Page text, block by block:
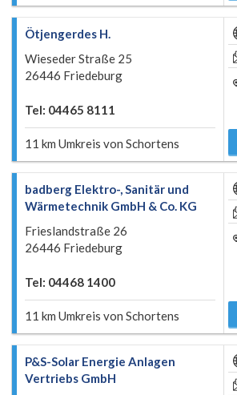
Ötjengerdes H.
Wieseder Straße 25
26446 Friedeburg
Tel: 04465 8111
11 km Umkreis von Schortens
badberg Elektro-, Sanitär und
Wärmetechnik GmbH & Co. KG
Frieslandstraße 26
26446 Friedeburg
Tel: 04468 1400
11 km Umkreis von Schortens
P&S-Solar Energie Anlagen
Vertriebs GmbH